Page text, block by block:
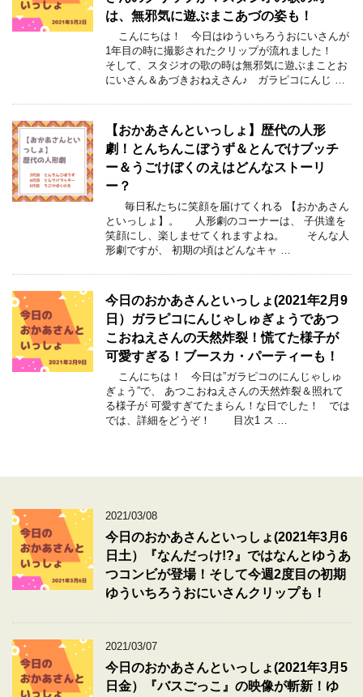
は、無邪気に遊ぶまこあづの姿も！
こんにちは！ 今日はゆういちろうおにいさんが
1年目の時に撮影されたクリップが流れました！
そして、スタジオの歌の時は無邪気に遊ぶまことお
にいさん＆あづきおねえさん♪ ガラピコにんじ …
【おかあさんといっしょ】歴代の人形
劇！とんちんこぼうず＆とんでけブッチ
ー＆うごけぼくのえはどんなストーリ
ー？
毎日私たちに笑顔を届けてくれる 【おかあさん
といっしょ】。 人形劇のコーナーは、 子供達を
笑顔にし、楽しませてくれますよね。 そんな人
形劇ですが、 初期の頃はどんなキャ …
今日のおかあさんといっしょ(2021年2月9
日）ガラピコにんじゃしゅぎょうであつ
こおねえさんの天然炸裂！慌てた様子が
可愛すぎる！ブースカ・パーティーも！
こんにちは！ 今日は”ガラピコのにんじゃしゅ
ぎょう”で、 あつこおねえさんの天然炸裂＆照れて
る様子が 可愛すぎてたまらん！な日でした！ では
では、詳細をどうぞ！ 目次1 ス …
2021/03/08
今日のおかあさんといっしょ(2021年3月6
日土）『なんだっけ!?』ではなんとゆうあ
つコンビが登場！そして今週2度目の初期
ゆういちろうおにいさんクリップも！
2021/03/07
今日のおかあさんといっしょ(2021年3月5
日金）『バスごっこ』の映像が斬新！ゆ